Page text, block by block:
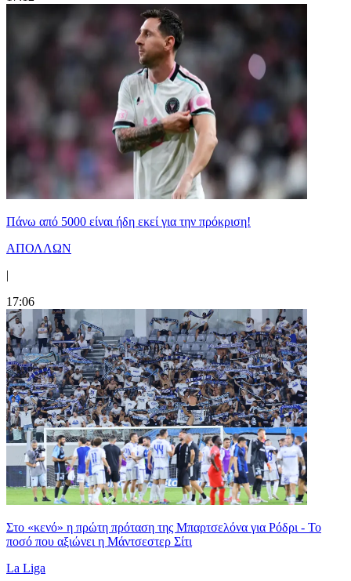
Πάνω από 5000 είναι ήδη εκεί για την πρόκριση!
ΑΠΟΛΛΩΝ
|
17:06
Στο «κενό» η πρώτη πρόταση της Μπαρτσελόνα για Ρόδρι - Το
ποσό που αξιώνει η Μάντσεστερ Σίτι
La Liga